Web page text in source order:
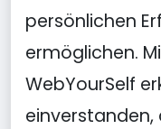
persönlichen
ermöglichen.
WebYourSelf
einverstanden,